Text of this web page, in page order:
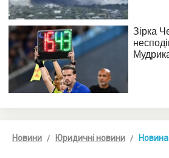
Новини Юридичні новини Новина